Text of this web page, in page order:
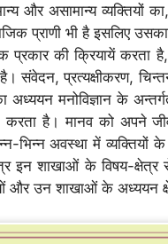
और असामान्य
प्राणी भी है इसलिए उसका
की क्रियायें करता
संवेदन, प्रत्यक्षीकरण,
मनोविज्ञान के
करता है। मानव को अपने
भिन्न अवस्था में
इन शाखाओं के विषय-
और उन शाखाओं के अध्ययन